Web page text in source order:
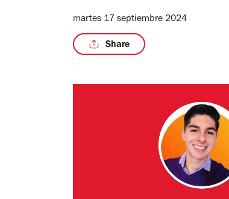
martes 17 septiembre 2024
Share